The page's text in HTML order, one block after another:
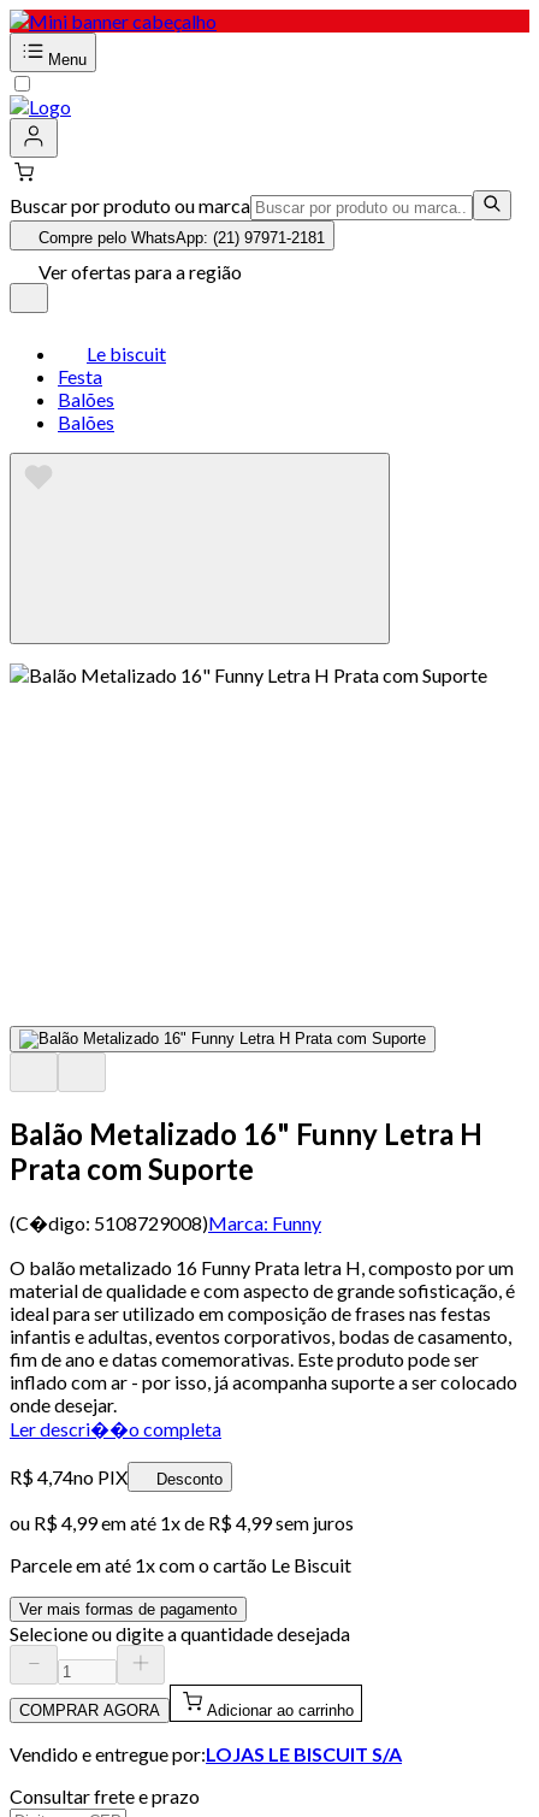
Menu
Buscar por produto ou marca
Compre pelo WhatsApp: (21) 97971-2181
Ver ofertas para a região
Le biscuit
Festa
Balões
Balões
Balão Metalizado 16" Funny Letra H
Prata com Suporte
(C�digo: 5108729008)Marca: Funny
O balão metalizado 16 Funny Prata letra H, composto por um
material de qualidade e com aspecto de grande sofisticação, é
ideal para ser utilizado em composição de frases nas festas
infantis e adultas, eventos corporativos, bodas de casamento,
fim de ano e datas comemorativas. Este produto pode ser
inflado com ar - por isso, já acompanha suporte a ser colocado
onde desejar.
Ler descri��o completa
R$ 4,74no PIX Desconto
ou R$ 4,99em até 1x de R$ 4,99sem juros
Parcele em até 1x com o cartão Le Biscuit
Ver mais formas de pagamento
Selecione ou digite a quantidade desejada
COMPRAR AGORA Adicionar ao carrinho
Vendido e entregue por:LOJAS LE BISCUIT S/A
Consultar frete e prazo